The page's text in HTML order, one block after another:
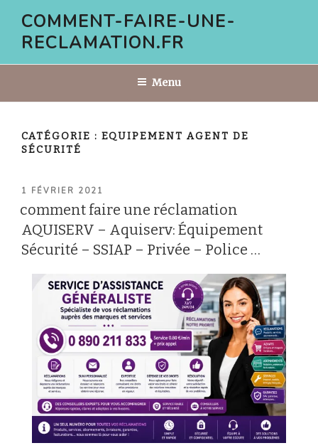
contenu
COMMENT-FAIRE-UNE-
RECLAMATION.FR
Menu
CATÉGORIE : EQUIPEMENT AGENT DE
SÉCURITÉ
PUBLIÉ
1 FÉVRIER 2021
comment faire une réclamation
AQUISERV – Aquiserv: Équipement
Sécurité – SSIAP – Privée – Police …